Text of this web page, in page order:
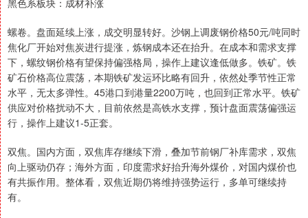
黑色系板块：成材补涨
螺卷。盘面延续上涨，成交明显转好。沙钢上调废钢价格50元/吨同时
焦化厂开始对焦炭进行提涨，炼钢成本还在抬升。在成本和需求支撑
下，螺纹钢价格有望保持偏强格局，操作上建议逢低做多。铁矿。铁
矿石价格高位震荡，本期铁矿发运环比略有回升，依然处季节性正常
水平，无太多弹性。45港口到港量2200万吨，也回到正常水平。铁矿
供应对价格扰动不大，目前依然是高铁水支撑，预计盘面震荡偏强运
行，操作上建议1-5正套。
双焦。国内方面，双焦库存继续下滑，叠加节前钢厂补库需求，双焦
向上驱动仍存；海外方面，印度需求好抬升海外煤价，对国内煤价也
有共振作用。整体看，双焦近期仍将维持强势运行，多单可继续持
有。